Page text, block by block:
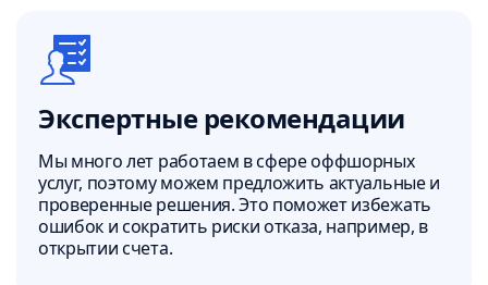
Экспертные рекомендации
Мы много лет работаем в сфере оффшорных
услуг, поэтому можем предложить актуальные и
проверенные решения. Это поможет избежать
ошибок и сократить риски отказа, например, в
открытии счета.